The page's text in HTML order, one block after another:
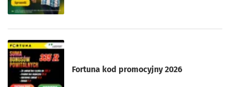
Fortuna kod promocyjny 2026